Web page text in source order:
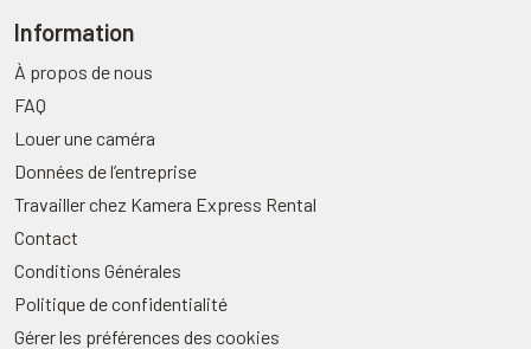
Information
À propos de nous
FAQ
Louer une caméra
Données de l’entreprise
Travailler chez Kamera Express Rental
Contact
Conditions Générales
Politique de confidentialité
Gérer les préférences des cookies